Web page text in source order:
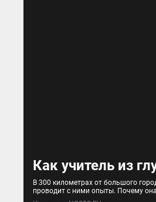
Как учитель из
В 300 километрах от большого
проводит с ними опыты. Почему